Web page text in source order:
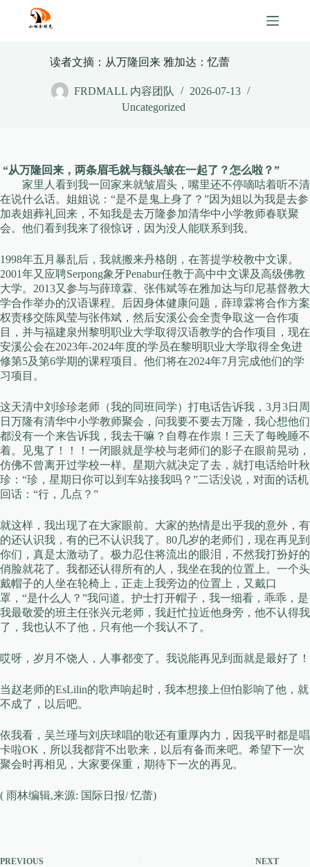
content
读者文摘：从万隆回来 雅加达：忆蕾
FRDMALL 内容团队
2026-07-13
Uncategorized
“从万隆回来，两条眉毛就与额头皱在一起了？怎么啦？”
家里人看到我一回家来就皱眉头，嘴里还不停嘀咕着听不清
在说什么话。姐姐说：“是不是鬼上身了？”因为姐以为我是去参
加表姐葬礼回来，不知我是去万隆参加清华中小学教师春联聚
会。他们看到我来了很惊讶，因为没人能联系到我。
1998年五月暴乱后，我就搬来丹格朗，在菩提学校教中文课。
2001年又应聘Serpong象牙Penabur任教于高中中文课及高级佛教
大学。2013又参与与薛璋霖、张伟斌等在雅加达与印尼基督教大
学合作举办的汉语课程。后因身体健康问题，薛璋霖将合作方案
权责移交陈凤莹与张伟斌，然后安溪公会全责争取这一合作项
目，并与福建泉州黎明职业大学取得汉语教学的合作项目，现在
安溪公会在2023年-2024年度的学员在黎明职业大学取得全免进
修第5及第6学期的课程项目。他们将在2024年7月完成他们的学
习项目。
这天清中刘珍珍老师（我的同班同学）打电话告诉我，3月3日周
日万隆有清华中小学教师聚会，问我要不要去万隆，我心想他们
都没有一个来告诉我，我去干嘛？自尊在作祟！三天了每晚睡不
着。见鬼了！！！一闭眼就是学校与老师们的影子在眼前晃动，
仿佛不曾离开过学校一样。星期六就决定了去，就打电话给叶秋
珍：“珍，星期日你可以到车站接我吗？”二话没说，对面的话机
回话：“行，几点？”
就这样，我出现了在大家眼前。大家的热情是出乎我的意外，有
的还认识我，有的已不认识我了。80几岁的老师们，现在再见到
你们，真是太激动了。极力忍住将流出的眼泪，不然我打扮好的
俏脸就花了。我都还认得所有的人，我坐在我的位置上。一个头
戴帽子的人坐在轮椅上，正走上我旁边的位置上，又戴口
罩，“是什么人？”我问道。护士打开帽子，我一细看，乖乖，是
我最敬爱的班主任张兴元老师，我赶忙拉近他身旁，他不认得我
了，我也认不了他，只有他一个我认不了。
哎呀，岁月不饶人，人事都变了。我说能再见到面就是最好了！
当赵老师的EsLilin的歌声响起时，我本想接上但怕影响了他，就
不成了，以后吧。
依我看，吴兰瑾与刘庆球唱的歌还有重厚内力，因我平时都是唱
卡啦OK，所以我都背不出歌来，以后有备而来吧。希望下一次
聚会时再相见，大家要保重，期待下一次的再见。
( 雨林编辑,来源: 国际日报/ 忆蕾)
PREVIOUS NEXT